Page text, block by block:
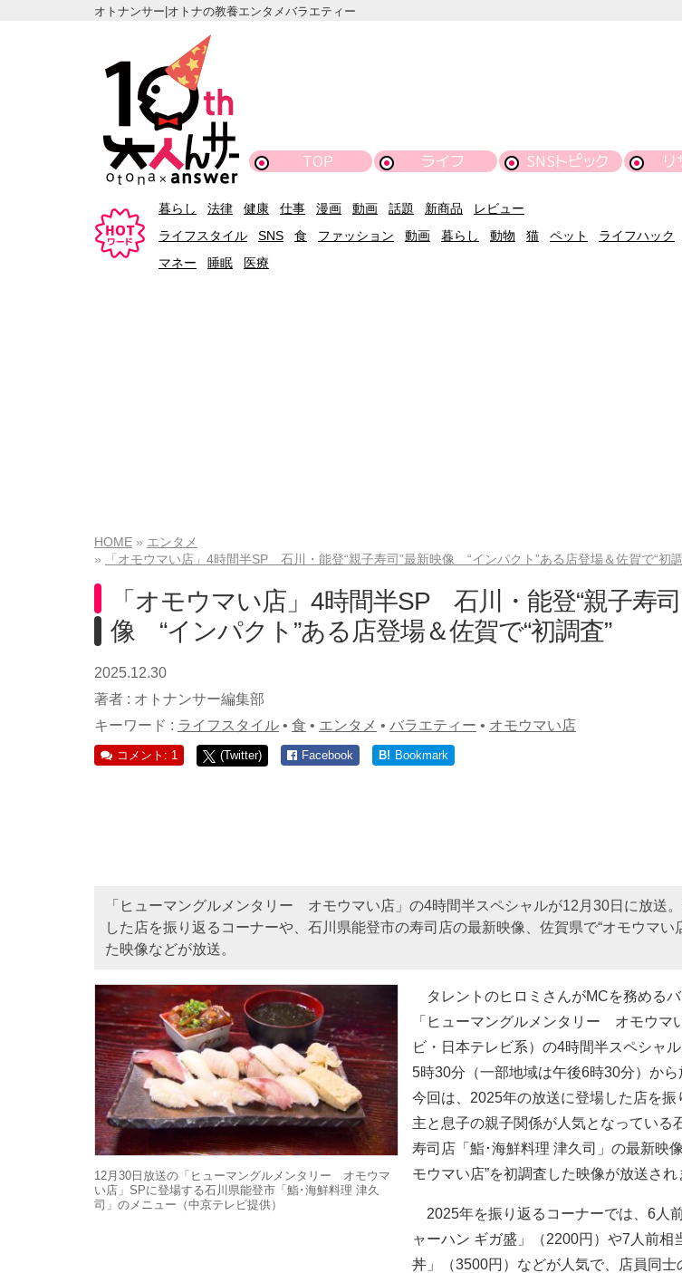
オトナンサー|オトナの教養エンタメバラエティー
TOP ライフ SNSトピック
暮らし 法律 健康 仕事 漫画 動画 話題 新商品
レビュー
ライフスタイル
SNS 食 ファッション 動画 暮らし 動物 猫 ペット ライフハック
マネー
睡眠 医療
HOME
エンタメ
「オモウマい店」4時間半SP 石川・能登“親子寿司”最新映像 “インパクト”ある店登場＆佐賀で“初
「オモウマい店」4時間半SP 石川・能登“親子寿
像 “インパクト”ある店登場＆佐賀で“初調査”
2025.12.30
著者 : オトナンサー編集部
キーワード : ライフスタイル • 食 • エンタメ • バラエティー • オモウマい店
コメント: 1 (Twitter) Facebook B! Bookmark
「ヒューマングルメンタリー オモウマい店」の4時間半スペシャルが12月30日に放送
した店を振り返るコーナーや、石川県能登市の寿司店の最新映像、佐賀県で“オモウマい
た映像などが放送。
12月30日放送の「ヒューマングルメンタリー オモウマ
い店」SPに登場する石川県能登市「鮨･海鮮料理 津久
司」のメニュー（中京テレビ提供）
タレントのヒロミさんがMCを務めるバ
「ヒューマングルメンタリー オモウマ
ビ・日本テレビ系）の4時間半スペシャ
5時30分（一部地域は午後6時30分）から
今回は、2025年の放送に登場した店を振
主と息子の親子関係が人気となっている
寿司店「鮨･海鮮料理 津久司」の最新映
モウマい店”を初調査した映像が放送され
2025年を振り返るコーナーでは、6人
ャーハン ギガ盛」（2200円）や7人前相
丼」（3500円）などが人気で、店員同士